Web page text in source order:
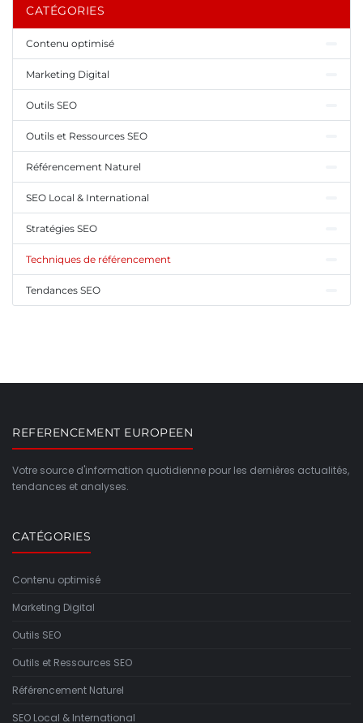
CATÉGORIES
Contenu optimisé
Marketing Digital
Outils SEO
Outils et Ressources SEO
Référencement Naturel
SEO Local & International
Stratégies SEO
Techniques de référencement
Tendances SEO
REFERENCEMENT EUROPEEN
Votre source d'information quotidienne pour les dernières actualités,
tendances et analyses.
CATÉGORIES
Contenu optimisé
Marketing Digital
Outils SEO
Outils et Ressources SEO
Référencement Naturel
SEO Local & International